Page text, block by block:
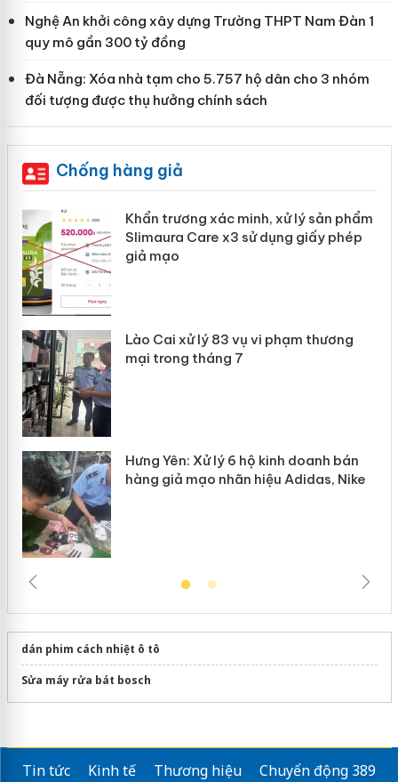
Nghệ An khởi công xây dựng Trường THPT Nam Đàn 1
quy mô gần 300 tỷ đồng
Đà Nẵng: Xóa nhà tạm cho 5.757 hộ dân cho 3 nhóm
đối tượng được thụ hưởng chính sách
Chống hàng giả
Khẩn trương xác minh, xử lý sản phẩm
Slimaura Care x3 sử dụng giấy phép
giả mạo
Lào Cai xử lý 83 vụ vi phạm thương
mại trong tháng 7
Hưng Yên: Xử lý 6 hộ kinh doanh bán
hàng giả mạo nhãn hiệu Adidas, Nike
dán phim cách nhiệt ô tô
Sửa máy rửa bát bosch
Tin tức Kinh tế Thương hiệu
Chuyển động 389